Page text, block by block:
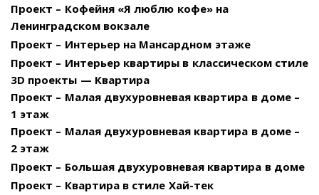
Проект – Кофейня «Я люблю кофе» на
Ленинградском вокзале
Проект – Интерьер на Мансардном этаже
Проект – Интерьер квартиры в классическом стиле
3D проекты — Квартира
Проект – Малая двухуровневая квартира в доме –
1 этаж
Проект – Малая двухуровневая квартира в доме –
2 этаж
Проект – Большая двухуровневая квартира в доме
Проект – Квартира в стиле Хай-тек